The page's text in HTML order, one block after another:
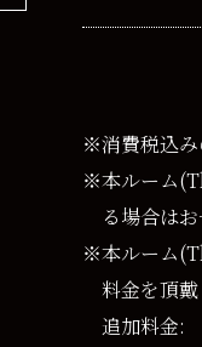
※消費税込み
※本ルーム
る場合は
※本ルーム
料金を頂戴
追加料金: